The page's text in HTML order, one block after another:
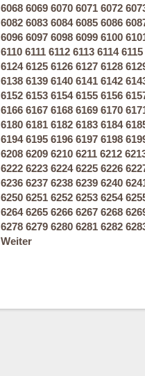
6068 6069 6070 6071 6072
6082 6083 6084 6085 6086
6096 6097 6098 6099 6100
6110 6111 6112 6113 6114 6115
6124 6125 6126 6127 6128
6138 6139 6140 6141 6142
6152 6153 6154 6155 6156
6166 6167 6168 6169 6170
6180 6181 6182 6183 6184
6194 6195 6196 6197 6198
6208 6209 6210 6211 6212
6222 6223 6224 6225 6226
6236 6237 6238 6239 6240
6250 6251 6252 6253 6254
6264 6265 6266 6267 6268
6278 6279 6280 6281 6282
Weiter